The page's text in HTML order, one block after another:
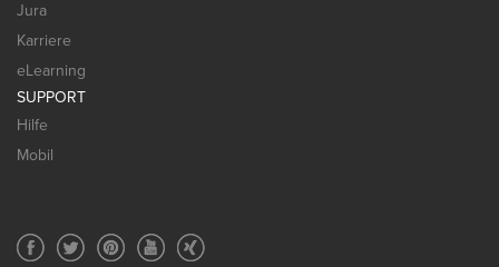
Jura
Karriere
eLearning
SUPPORT
Hilfe
Mobil